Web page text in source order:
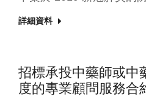
詳細資料
招標承投中藥師或中
度的專業顧問服務合